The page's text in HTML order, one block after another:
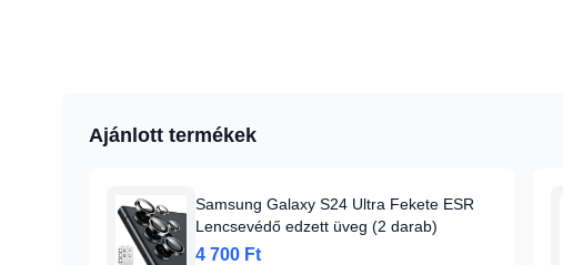
Ajánlott termékek
Samsung Galaxy S24 Ultra Fekete ESR
Lencsevédő edzett üveg (2 darab)
4 700 Ft